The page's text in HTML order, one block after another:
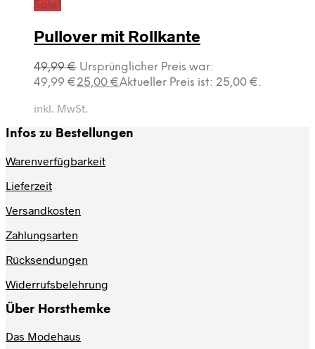
Sale!
Pullover mit Rollkante
49,99€ Ursprünglicher Preis war:
49,99 €25,00 €Aktueller Preis ist: 25,00 €.
inkl. MwSt.
Infos zu Bestellungen
Warenverfügbarkeit
Lieferzeit
Versandkosten
Zahlungsarten
Rücksendungen
Widerrufsbelehrung
Über Horsthemke
Das Modehaus